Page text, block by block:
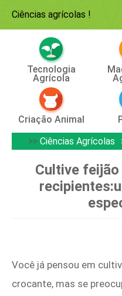
Ciências agrícolas !
Tecnologia
Agrícola
Criação Animal
>> Ciências Agrícolas
Cultive
Você já pensou em
crocante, mas se